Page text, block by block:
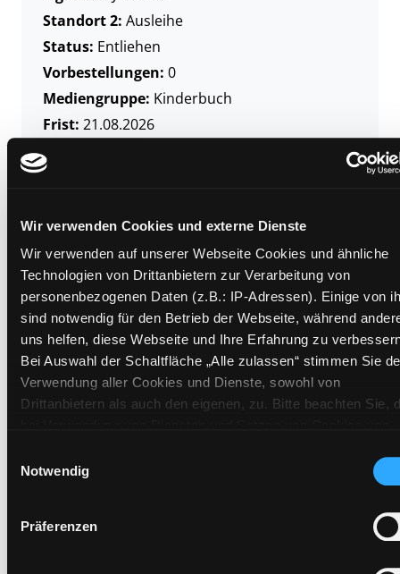
Wir verwenden Cookies und externe Dienste
Wir verwenden auf unserer Webseite Cookies und ähnliche
Technologien von Drittanbietern zur Verarbeitung von
personenbezogenen Daten (z.B.: IP-Adressen). Einige von
sind notwendig für den Betrieb der Webseite, während
uns helfen, diese Webseite und Ihre Erfahrung zu
Bei Auswahl der Schaltfläche „Alle zulassen“ stimmen Sie
Verwendung aller Cookies und Dienste, sowohl von
Drittanbietern als auch den eigenen, zu. Bitte beachten Sie,
(Länder außerhalb des EWR ohne adäquates
Datenschutzniveau) stattfinden kann. In diesem
ausgeschlossen werden. Eine Verarbeitung durch solche
Notwendig
Präferenzen
Standort 2: Ausleihe
Status: Entliehen
Vorbestellungen: 0
Mediengruppe: Kinderbuch
Frist: 21.08.2026
Barcode:
Standort 3:
Zweigstelle: Süd - Lauzilgasse
Signatur:
JF.E DAV
Standort 2:Ausleihe
Status:Verfügbar
Vorbestellungen: 0
Mediengruppe: Kinderbuch
Standort 3: